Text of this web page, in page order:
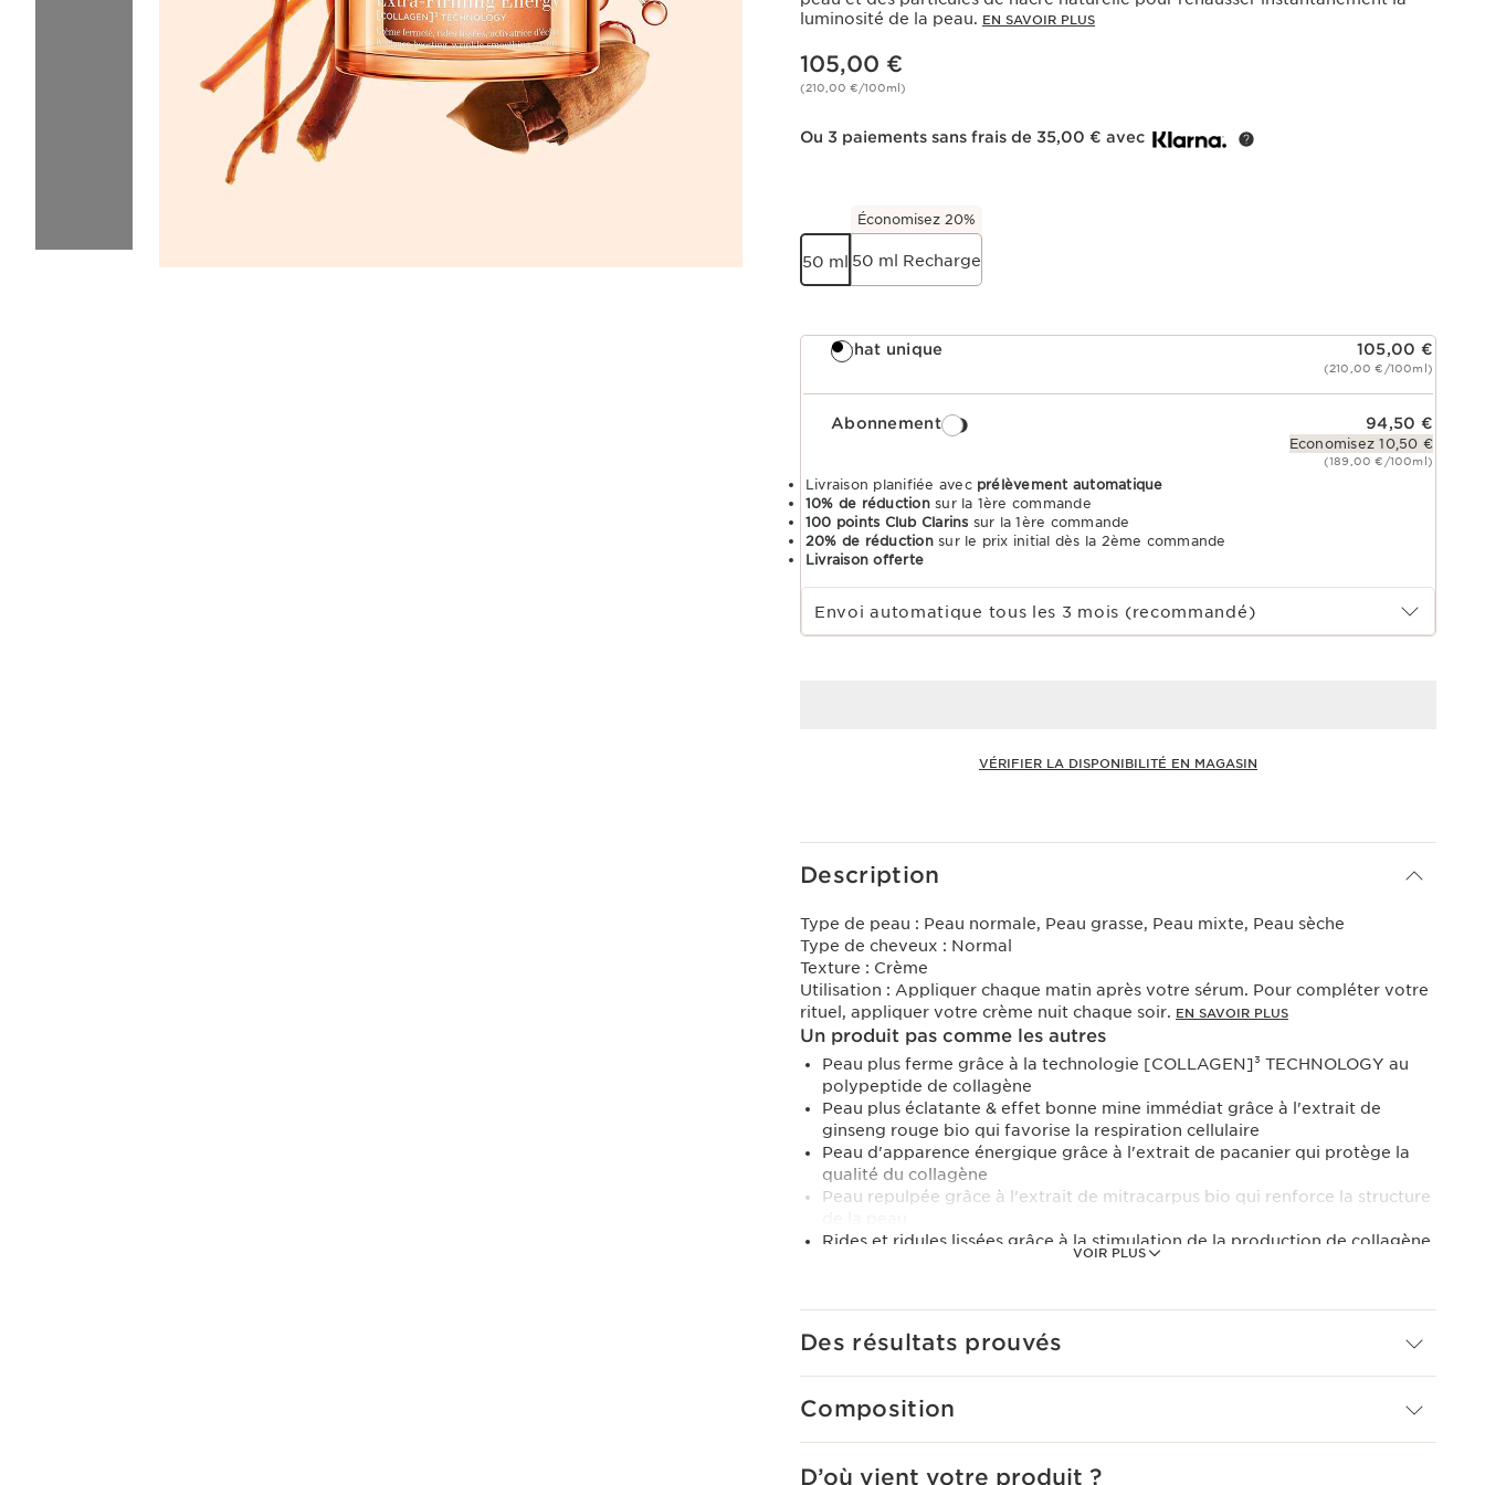
luminosité de la peau. EN SAVOIR PLUS
Nouveau prix 105,00 €
105,00 €
(210,00 €/100ml)
Ou 3 paiements sans frais de 35,00 € avec
50 ml
Économisez 20%
50 ml Recharge
Achat unique 105,00 €
(210,00 €/100ml)
Abonnement 94,50 €
Economisez 10,50 €
(189,00 €/100ml)
Livraison planifiée avec prélèvement automatique
10% de réductionsur la 1ère commande
100 points Club Clarins sur la 1ère commande
20% de réductionsur le prix initial dès la 2ème commande
Livraison offerte
Choisir la période d''abonnement
Envoi automatique tous les 3 mois (recommandé)
VÉRIFIER LA DISPONIBILITÉ EN MAGASIN
Description
VOIR PLUS
Type de peau : Peau normale, Peau grasse, Peau mixte, Peau sèche
Type de cheveux : Normal
Texture : Crème
Utilisation : Appliquer chaque matin après votre sérum. Pour compléter votre
rituel, appliquer votre crème nuit chaque soir. EN SAVOIR PLUS
Un produit pas comme les autres
Peau plus ferme grâce à la technologie [COLLAGEN]³ TECHNOLOGY au
polypeptide de collagène
Peau plus éclatante & effet bonne mine immédiat grâce à l'extrait de
ginseng rouge bio qui favorise la respiration cellulaire
Peau d'apparence énergique grâce à l'extrait de pacanier qui protège la
qualité du collagène
Peau repulpée grâce à l'extrait de mitracarpus bio qui renforce la structure
Rides et ridules lissées grâce à la stimulation de la production de collagène
Renforce la barrière d'hydratation cutanée grâce à des actifs hydratants
En savoir plus
Fini les traits fatigués ! Extra-Firming Energy réveille toute l’énergie du
visage. Cette crème anti-âge de jour cible 4 marqueurs clés de l’énergie
perçue d'un visage, identifiés par la Recherche Clarins : aspect repulpé de la
peau, rides de la glabelle, rides du sourire, relâchement cutané.
La [COLLAGEN]³ TECHNOLOGY associe trois puissants actifs pour améliorer
la fermeté de la peau :
Des résultats prouvés
Composition
D’où vient votre produit ?